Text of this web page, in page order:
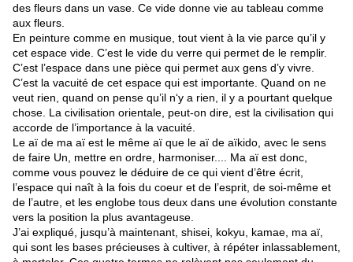
des fleurs dans un vase. Ce vide donne vie au tableau comme
aux fleurs.
En peinture comme en musique, tout vient à la vie parce qu’il y
cet espace vide. C’est le vide du verre qui permet de le remplir.
C’est l’espace dans une pièce qui permet aux gens d’y vivre.
C’est la vacuité de cet espace qui est importante. Quand on ne
veut rien, quand on pense qu’il n‘y a rien, il y a pourtant quelque
chose. La civilisation orientale, peut-on dire, est la civilisation qui
accorde de l’importance à la vacuité.
Le aï de ma aï est le même aï que le aï de aïkido, avec le sens
de faire Un, mettre en ordre, harmoniser.... Ma aï est donc,
comme vous pouvez le déduire de ce qui vient d’être écrit,
l’espace qui naît à la fois du coeur et de l’esprit, de soi-même et
de l’autre, et les englobe tous deux dans une évolution constante
vers la position la plus avantageuse.
J’ai expliqué, jusqu’à maintenant, shisei, kokyu, kamae, ma aï,
qui sont les bases précieuses à cultiver, à répéter inlassablement,